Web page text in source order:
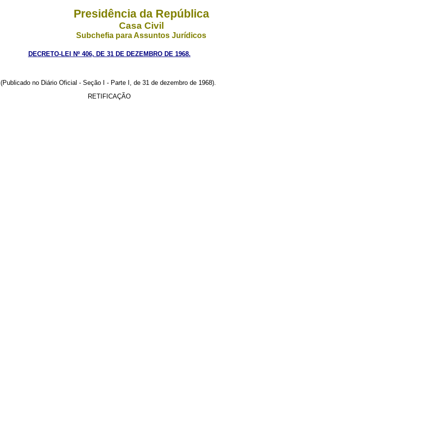
Presidência da República
Casa Civil
Subchefia para Assuntos Jurídicos
DECRETO-LEI Nº 406, DE 31 DE DEZEMBRO DE 1968.
(Publicado no Diário Oficial - Seção I - Parte I, de 31 de dezembro de 1968).
RETIFICAÇÃO